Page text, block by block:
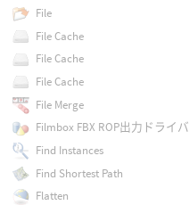
File
File Cache
File Cache
File Cache
File Merge
Filmbox FBX ROP出力ドライバ
Find Instances
Find Shortest Path
Flatten